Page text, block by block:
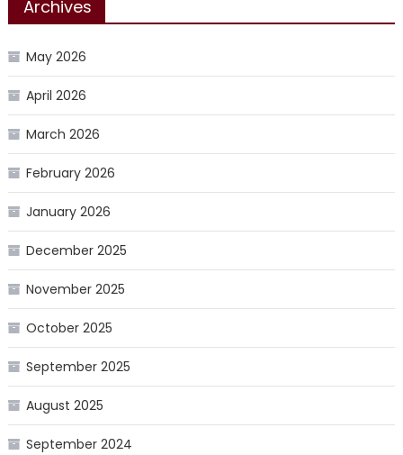
Archives
May 2026
April 2026
March 2026
February 2026
January 2026
December 2025
November 2025
October 2025
September 2025
August 2025
September 2024